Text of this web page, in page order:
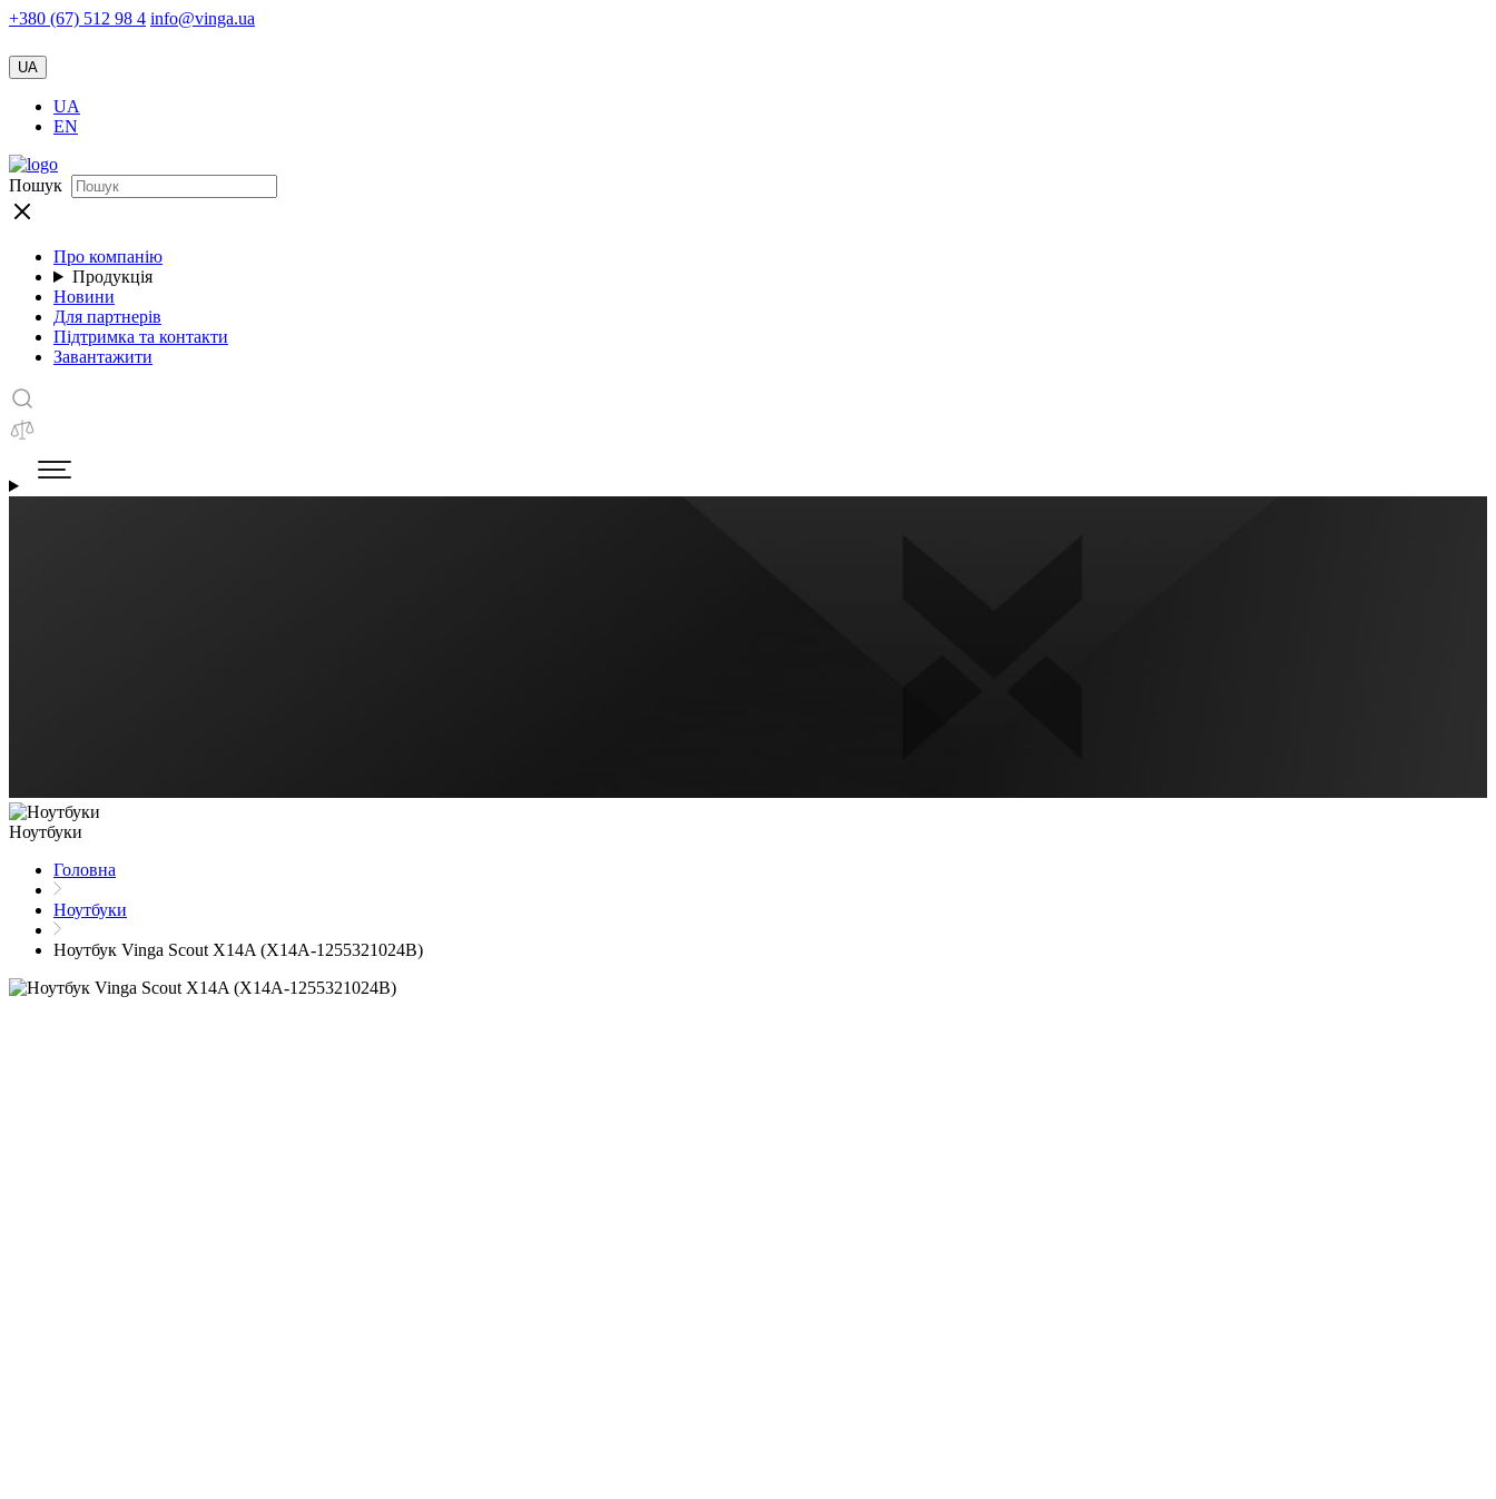
+380 (67) 512 98 4 info@vinga.ua
UA
UA
EN
Пошук
Про компанію
Продукція
Новини
Для партнерів
Підтримка та контакти
Завантажити
Ноутбуки
Головна
Ноутбуки
Ноутбук Vinga Scout X14A (X14A-1255321024B)